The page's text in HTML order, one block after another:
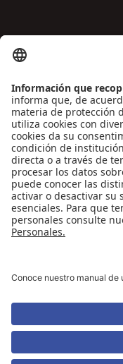
Contáctenos
Biblioguías
Preguntas
Capacitación
Directrices
Entretenimiento
Compra de libros y
Reconocimiento como
Reconocimiento personería